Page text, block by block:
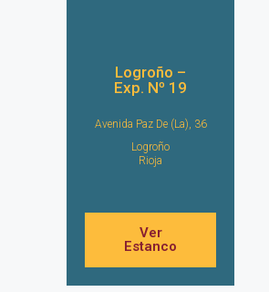
Logroño –
Exp. Nº 19
Avenida Paz De (La), 36
Logroño
Rioja
Ver
Estanco